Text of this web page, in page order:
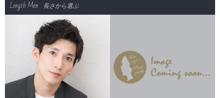
Length Men 長さから選ぶ